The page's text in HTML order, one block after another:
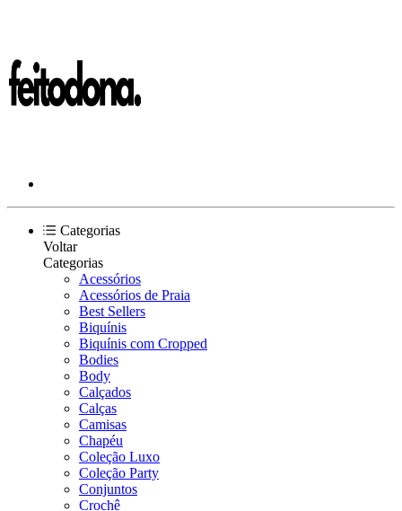
Categorias
Voltar
Categorias
Acessórios
Acessórios de Praia
Best Sellers
Biquínis
Biquínis com Cropped
Bodies
Body
Calçados
Calças
Camisas
Chapéu
Coleção Luxo
Coleção Party
Conjuntos
Crochê